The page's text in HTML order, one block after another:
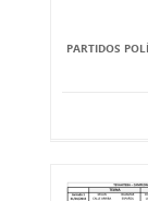
PARTIDOS